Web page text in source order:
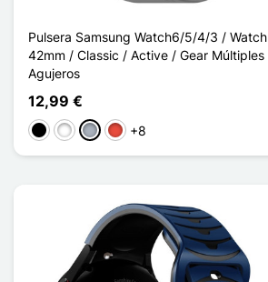
Pulsera Samsung Watch6/5/4/3 / Watch
42mm / Classic / Active / Gear Múltiples
Agujeros
12,99 €
NegroBlanco
Gris Rojo+8